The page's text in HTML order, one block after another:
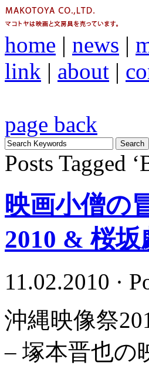
home | news |
link | about |
page back
Posts Tagged
映画小僧の
2010 & 桜坂
11.02.2010 ·
沖縄映像祭
– 塚本晋也の